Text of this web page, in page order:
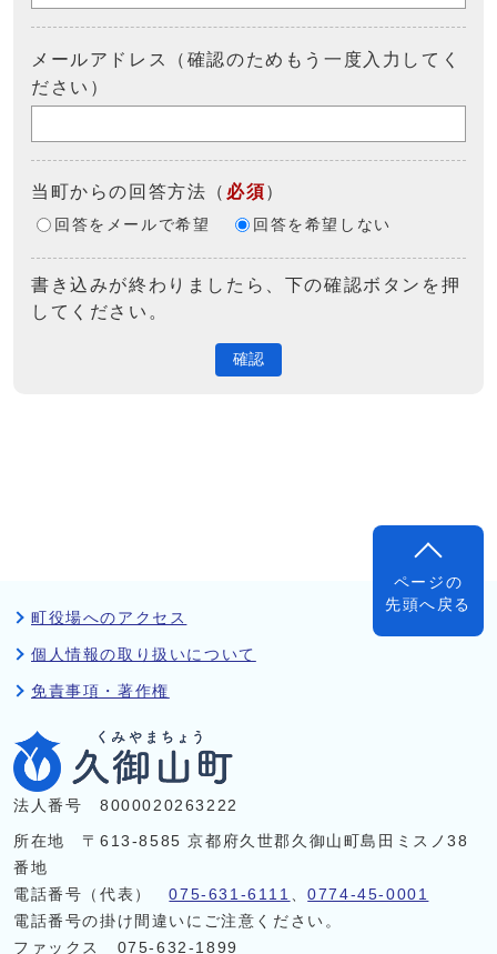
メールアドレス（確認のためもう一度入力してく
ださい）
当町からの回答方法 （ 必須）
回答をメールで希望 回答を希望しない
書き込みが終わりましたら、下の確認ボタンを押
してください。
確認
ページの
先頭へ戻る
町役場へのアクセス
個人情報の取り扱いについて
免責事項・著作権
法人番号 8000020263222
所在地 〒613-8585 京都府久世郡久御山町島田ミスノ38
番地
電話番号（代表）075-631-6111 、0774-45-0001
電話番号の掛け間違いにご注意ください。
ファックス 075-632-1899